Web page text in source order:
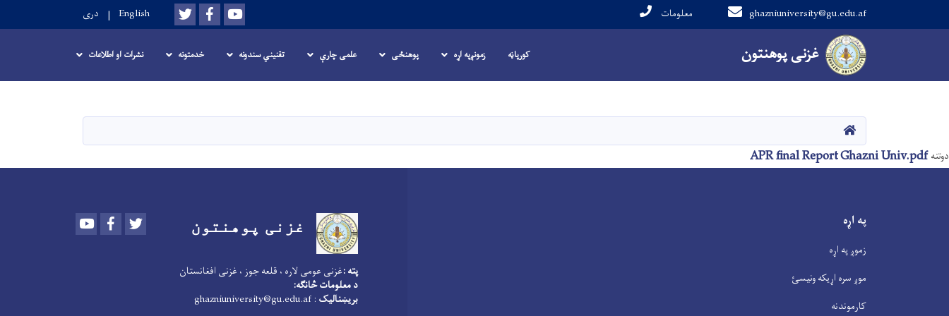
غزنی پوهنتون
ghazniuniversity@gu.edu.af معلومات Youtube
Facebook
Twitter
English دری
Main navigation
غزنی پوهنتون کورپاڼه زمونږپه اړه پوهنځی علمی چارې تقنيني سندونه خدمتونه نشرات او اطلاعات
کور
دوتنه APR final Report Ghazni Univ.pdf
په اړه
زموږ په اړه
موږ سره اړیکه ونیسئ
کارموندنه
غزنی پوهنتون Youtube Facebook
پته :غزنی عومی لاره ، قلعه جوز ، غزنی افغانستان
د معلومات څانګه:
بریښنالیک : ghazniuniversity@gu.edu.af